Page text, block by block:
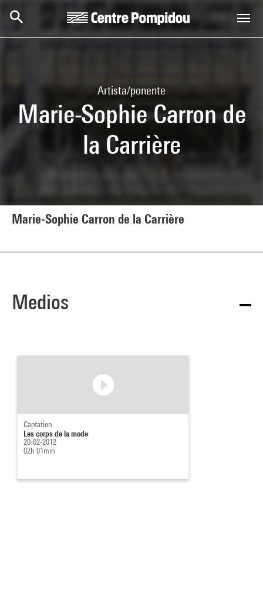
Artista/ponente
Marie-Sophie Carron de
la Carrière
Marie-Sophie Carron de la Carrière
Medios
Captation
Les corps de la mode
20-02-2012
02h 01min